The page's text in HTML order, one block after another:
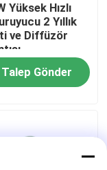
Yüksek Hızlı
2 Yıllık
ve Diffüzör
Talep Gönder